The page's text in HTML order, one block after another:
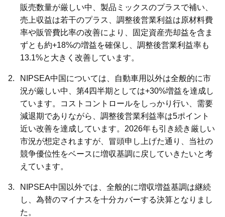
販売数量が厳しい中、製品ミックスのプラスで補い、
売上収益は若干のプラス、調整後営業利益は原材料費
率や販管費比率の改善により、固定資産売却益を含ま
ずとも約+18%の増益を確保し、調整後営業利益率も
13.1%と大きく改善しています。
NIPSEA中国については、自動車用以外は全般的に市
況が厳しい中、第4四半期としては+30%増益を達成し
ています。コストコントロールをしっかり行い、需要
減退期でありながら、調整後営業利益率は5ポイント
近い改善を達成しています。2026年も引き続き厳しい
市況が想定されますが、冒頭申し上げた通り、当社の
競争優位性をベースに増収基調に戻していきたいと考
えています。
NIPSEA中国以外では、全般的に増収増益基調は継続
し、為替のマイナスを十分カバーする決算となりまし
た。